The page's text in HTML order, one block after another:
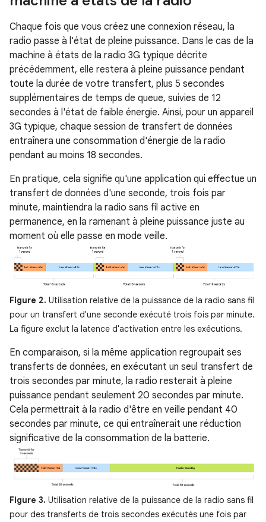
Chaque fois que vous créez une connexion réseau, la
radio passe à l'état de pleine puissance. Dans le cas de la
machine à états de la radio 3G typique décrite
précédemment, elle restera à pleine puissance pendant
toute la durée de votre transfert, plus 5 secondes
supplémentaires de temps de queue, suivies de 12
secondes à l'état de faible énergie. Ainsi, pour un appareil
3G typique, chaque session de transfert de données
entraînera une consommation d'énergie de la radio
pendant au moins 18 secondes.
En pratique, cela signifie qu'une application qui effectue un
transfert de données d'une seconde, trois fois par
minute, maintiendra la radio sans fil active en
permanence, en la ramenant à pleine puissance juste au
moment où elle passe en mode veille.
Figure 2. Utilisation relative de la puissance de la radio sans fil
pour un transfert d'une seconde exécuté trois fois par minute.
La figure exclut la latence d'activation entre les exécutions.
En comparaison, si la même application regroupait ses
transferts de données, en exécutant un seul transfert de
trois secondes par minute, la radio resterait à pleine
puissance pendant seulement 20 secondes par minute.
Cela permettrait à la radio d'être en veille pendant 40
secondes par minute, ce qui entraînerait une réduction
significative de la consommation de la batterie.
Figure 3. Utilisation relative de la puissance de la radio sans fil
pour des transferts de trois secondes exécutés une fois par